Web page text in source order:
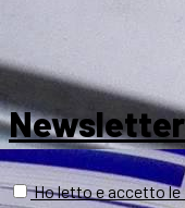
Newsletter
Ho letto e accetto le